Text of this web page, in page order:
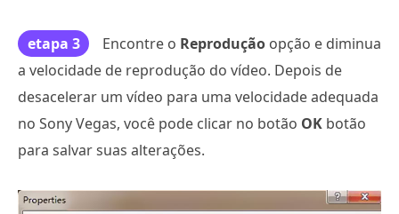
etapa 3 Encontre o Reprodução opção e diminua
a velocidade de reprodução do vídeo. Depois de
desacelerar um vídeo para uma velocidade adequada
no Sony Vegas, você pode clicar no botão OK botão
para salvar suas alterações.